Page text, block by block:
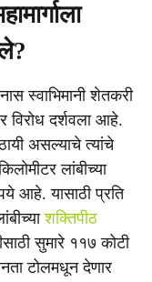
स्वाभिमानी शेतकरी
विरोध दर्शवला आहे.
असल्याचे त्यांचे
लांबीच्या
आहे. यासाठी प्रति
शक्तिपीठ
सुमारे ११७ कोटी
टोलमधून देणार